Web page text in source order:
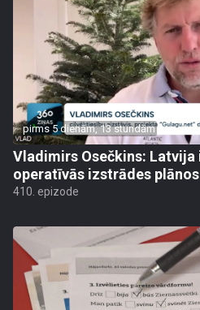
pirms 5 dienām, 13 stundām
Vladimirs Osečkins:
operatīvās izstrādes plānos
410. epizode